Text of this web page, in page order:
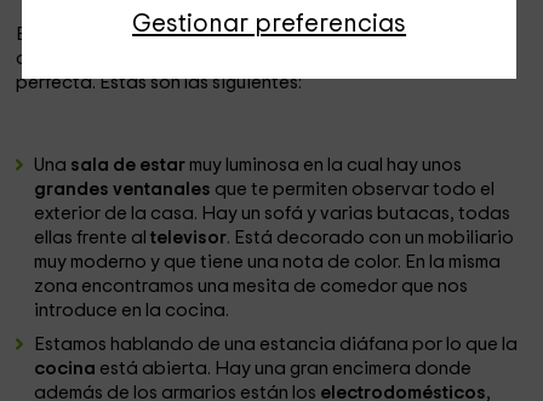
Gestionar preferencias
En el interior de la casavas a encontrar todas las
comodidades necesarias para que tu estancia sea
perfecta. Estas son las siguientes:
Una sala de estar muy luminosa en la cual hay unos
grandes ventanales que te permiten observar todo el
exterior de la casa. Hay un sofá y varias butacas, todas
ellas frente altelevisor. Está decorado con un mobiliario
muy moderno y que tiene una nota de color. En la misma
zona encontramos una mesita de comedor que nos
introduce en la cocina.
Estamos hablando de una estancia diáfana por lo que la
cocina está abierta. Hay una gran encimera donde
además de los armarios están los electrodomésticos,